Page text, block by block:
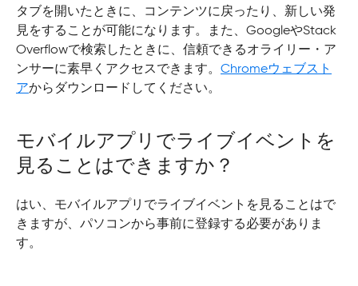
タブを開いたときに、コンテンツに戻ったり、新しい発
見をすることが可能になります。また、GoogleやStack
Overflowで検索したときに、信頼できるオライリー・ア
ンサーに素早くアクセスできます。 Chromeウェブスト
アからダウンロードしてください。
モバイルアプリでライブイベントを
見ることはできますか？
はい、モバイルアプリでライブイベントを見ることはで
きますが、パソコンから事前に登録する必要がありま
す。